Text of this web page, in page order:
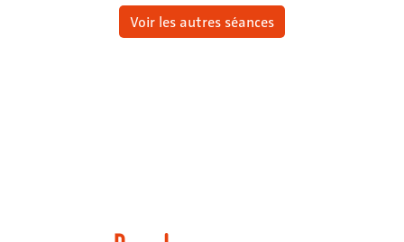
Voir les autres séances